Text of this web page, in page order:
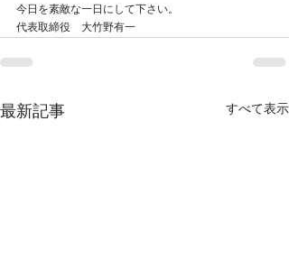
今日を素敵な一日にして下さい。
代表取締役　大竹野有一
最新記事 すべて表示